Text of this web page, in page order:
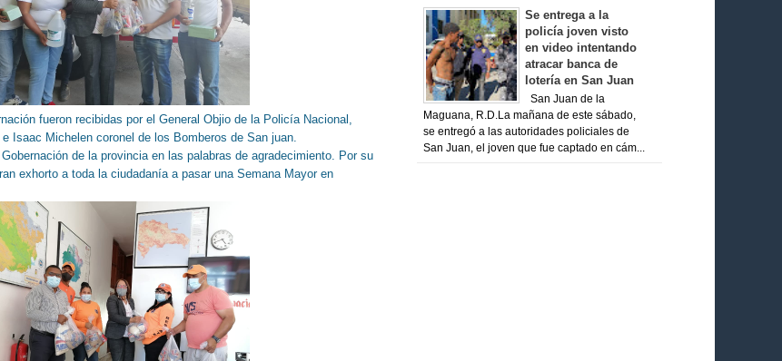
fueron recibidas por el General Objio de la Policía Nacional,
Isaac Michelen coronel de los Bomberos de San juan.
de la provincia en las palabras de agradecimiento. Por su
exhorto a toda la ciudadanía a pasar una Semana Mayor en
Se entrega a la
policía joven visto
en video intentando
atracar banca de
lotería en San Juan
San Juan de la
Maguana, R.D.La mañana de este sábado,
se entregó a las autoridades policiales de
San Juan, el joven que fue captado en cám...